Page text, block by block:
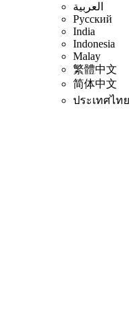
العربية
Русский
India
Indonesia
Malay
繁體中文
简体中文
ประเทศไทย